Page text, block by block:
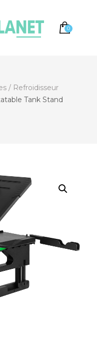
0
/ Refroidisseur
Tank Stand